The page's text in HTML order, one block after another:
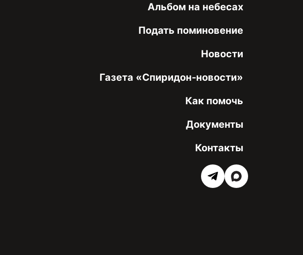
Альбом на небесах
Подать поминовение
Новости
Газета «Спиридон-новости»
Как помочь
Документы
Контакты